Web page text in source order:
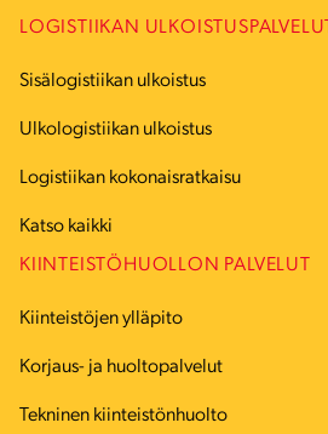
LOGISTIIKAN ULKOISTUSPALVELUT
Sisälogistiikan ulkoistus
Ulkologistiikan ulkoistus
Logistiikan kokonaisratkaisu
Katso kaikki
KIINTEISTÖHUOLLON PALVELUT
Kiinteistöjen ylläpito
Korjaus- ja huoltopalvelut
Tekninen kiinteistönhuolto